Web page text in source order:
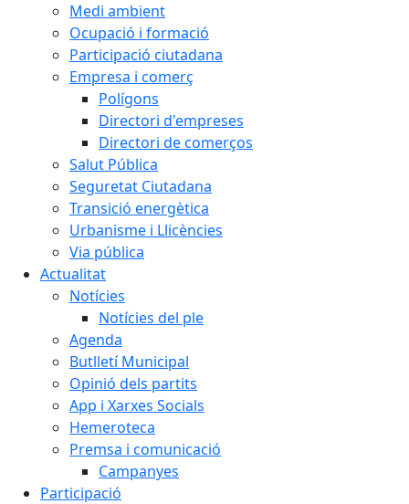
Medi ambient
Ocupació i formació
Participació ciutadana
Empresa i comerç
Polígons
Directori d'empreses
Directori de comerços
Salut Pública
Seguretat Ciutadana
Transició energètica
Urbanisme i Llicències
Via pública
Actualitat
Notícies
Notícies del ple
Agenda
Butlletí Municipal
Opinió dels partits
App i Xarxes Socials
Hemeroteca
Premsa i comunicació
Campanyes
Participació